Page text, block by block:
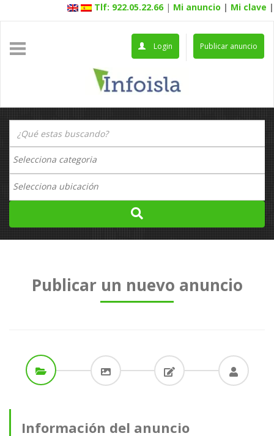
Tlf: 922.05.22.66 | Mi anuncio | Mi clave |
Publicar anuncio
Login
Publicar un nuevo anuncio
Información del anuncio